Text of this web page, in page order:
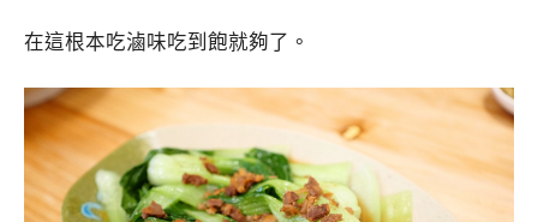
在這根本吃滷味吃到飽就夠了。